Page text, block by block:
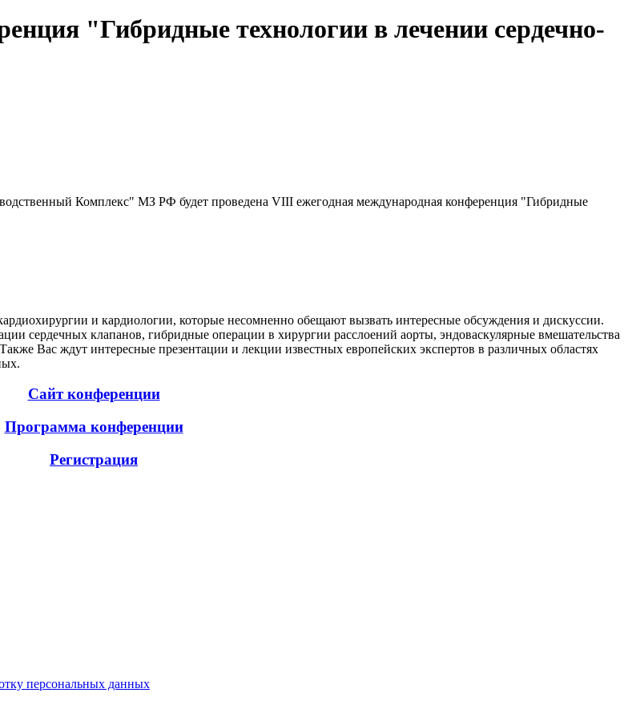
"Гибридные технологии в лечении сердечно-
Комплекс" МЗ РФ будет проведена VIII ежегодная международная конференция "Гибридные
и кардиологии, которые несомненно обещают вызвать интересные обсуждения и дискуссии.
сердечных клапанов, гибридные операции в хирургии расслоений аорты, эндоваскулярные вмешательства
Вас ждут интересные презентации и лекции известных европейских экспертов в различных областях
Сайт конференции
Программа конференции
Регистрация
персональных данных